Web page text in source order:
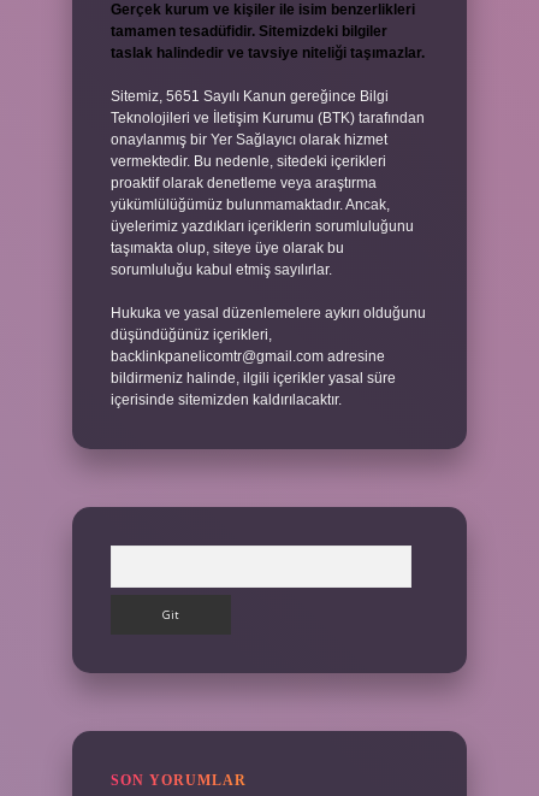
Gerçek kurum ve kişiler ile isim benzerlikleri
tamamen tesadüfidir. Sitemizdeki bilgiler
taslak halindedir ve tavsiye niteliği taşımazlar.
Sitemiz, 5651 Sayılı Kanun gereğince Bilgi
Teknolojileri ve İletişim Kurumu (BTK) tarafından
onaylanmış bir Yer Sağlayıcı olarak hizmet
vermektedir. Bu nedenle, sitedeki içerikleri
proaktif olarak denetleme veya araştırma
yükümlülüğümüz bulunmamaktadır. Ancak,
üyelerimiz yazdıkları içeriklerin sorumluluğunu
taşımakta olup, siteye üye olarak bu
sorumluluğu kabul etmiş sayılırlar.
Hukuka ve yasal düzenlemelere aykırı olduğunu
düşündüğünüz içerikleri,
backlinkpanelicomtr@gmail.com adresine
bildirmeniz halinde, ilgili içerikler yasal süre
içerisinde sitemizden kaldırılacaktır.
SON YORUMLAR